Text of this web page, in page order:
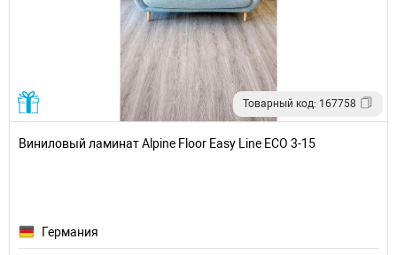
Товарный код: 167758
Виниловый ламинат Alpine Floor Easy Line ECO 3-15
Германия